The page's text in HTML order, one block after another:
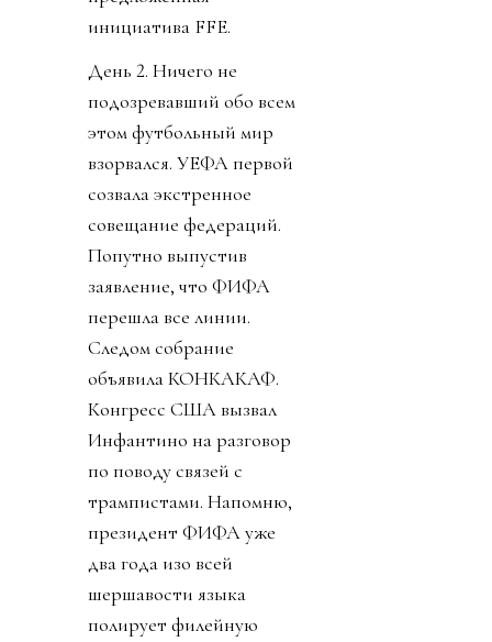
инициатива FFE.
День 2. Ничего не
подозревавший обо всем
этом футбольный мир
взорвался. УЕФА первой
созвала экстренное
совещание федераций.
Попутно выпустив
заявление, что ФИФА
перешла все линии.
Следом собрание
объявила КОНКАКАФ.
Конгресс США вызвал
Инфантино на разговор
по поводу связей с
трампистами. Напомню,
президент ФИФА уже
два года изо всей
шершавости языка
полирует филейную